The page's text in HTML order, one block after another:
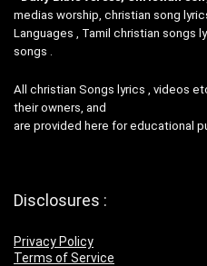
medias worship, christian song
Languages , Tamil christian songs
songs .
All christian Songs lyrics , videos
their owners, and
are provided here for educational
Disclosures :
Privacy Policy
Terms of Service